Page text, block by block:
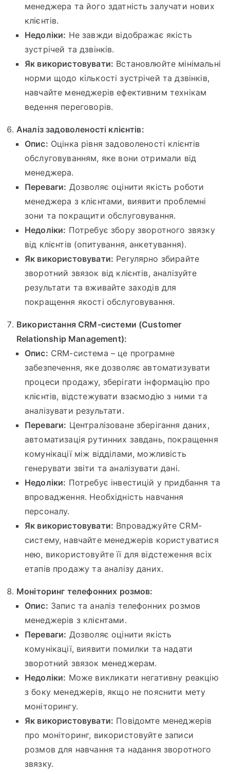
менеджера та його здатність залучати нових
клієнтів.
Недоліки: Не завжди відображає якість
зустрічей та дзвінків.
Як використовувати: Встановлюйте мінімальні
норми щодо кількості зустрічей та дзвінків,
навчайте менеджерів ефективним технікам
ведення переговорів.
Аналіз задоволеності клієнтів:
Опис: Оцінка рівня задоволеності клієнтів
обслуговуванням, яке вони отримали від
менеджера.
Переваги: Дозволяє оцінити якість роботи
менеджера з клієнтами, виявити проблемні
зони та покращити обслуговування.
Недоліки: Потребує збору зворотного звязку
від клієнтів (опитування, анкетування).
Як використовувати: Регулярно збирайте
зворотний звязок від клієнтів, аналізуйте
результати та вживайте заходів для
покращення якості обслуговування.
Використання CRM-системи (Customer
Relationship Management):
Опис: CRM-система – це програмне
забезпечення, яке дозволяє автоматизувати
процеси продажу, зберігати інформацію про
клієнтів, відстежувати взаємодію з ними та
аналізувати результати.
Переваги: Централізоване зберігання даних,
автоматизація рутинних завдань, покращення
комунікації між відділами, можливість
генерувати звіти та аналізувати дані.
Недоліки: Потребує інвестицій у придбання та
впровадження. Необхідність навчання
персоналу.
Як використовувати: Впроваджуйте CRM-
систему, навчайте менеджерів користуватися
нею, використовуйте її для відстеження всіх
етапів продажу та аналізу даних.
Моніторинг телефонних розмов:
Опис: Запис та аналіз телефонних розмов
менеджерів з клієнтами.
Переваги: Дозволяє оцінити якість
комунікації, виявити помилки та надати
зворотний звязок менеджерам.
Недоліки: Може викликати негативну реакцію
з боку менеджерів, якщо не пояснити мету
моніторингу.
Як використовувати: Повідомте менеджерів
про моніторинг, використовуйте записи
розмов для навчання та надання зворотного
звязку.